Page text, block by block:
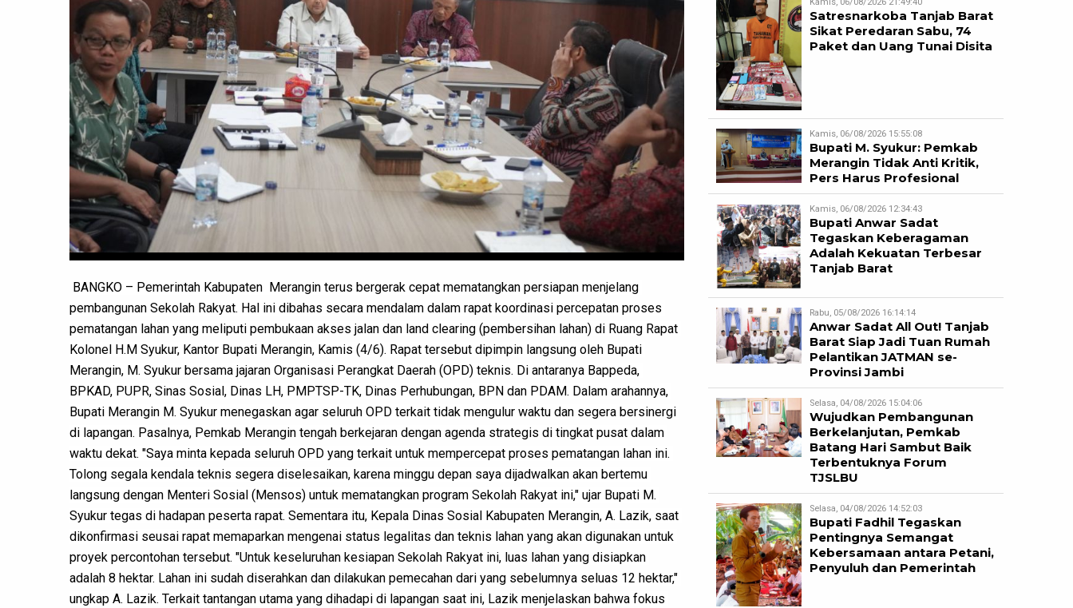
BANGKO – Pemerintah Kabupaten  Merangin terus bergerak cepat mematangkan persiapan menjelang
pembangunan Sekolah Rakyat. Hal ini dibahas secara mendalam dalam rapat koordinasi percepatan proses
pematangan lahan yang meliputi pembukaan akses jalan dan land clearing (pembersihan lahan) di Ruang Rapat
Kolonel H.M Syukur, Kantor Bupati Merangin, Kamis (4/6). Rapat tersebut dipimpin langsung oleh Bupati
Merangin, M. Syukur bersama jajaran Organisasi Perangkat Daerah (OPD) teknis. Di antaranya Bappeda,
BPKAD, PUPR, Sinas Sosial, Dinas LH, PMPTSP-TK, Dinas Perhubungan, BPN dan PDAM. Dalam arahannya,
Bupati Merangin M. Syukur menegaskan agar seluruh OPD terkait tidak mengulur waktu dan segera bersinergi
di lapangan. Pasalnya, Pemkab Merangin tengah berkejaran dengan agenda strategis di tingkat pusat dalam
waktu dekat. "Saya minta kepada seluruh OPD yang terkait untuk mempercepat proses pematangan lahan ini.
Tolong segala kendala teknis segera diselesaikan, karena minggu depan saya dijadwalkan akan bertemu
langsung dengan Menteri Sosial (Mensos) untuk mematangkan program Sekolah Rakyat ini," ujar Bupati M.
Syukur tegas di hadapan peserta rapat. Sementara itu, Kepala Dinas Sosial Kabupaten Merangin, A. Lazik, saat
dikonfirmasi seusai rapat memaparkan mengenai status legalitas dan teknis lahan yang akan digunakan untuk
proyek percontohan tersebut. "Untuk keseluruhan kesiapan Sekolah Rakyat ini, luas lahan yang disiapkan
adalah 8 hektar. Lahan ini sudah diserahkan dan dilakukan pemecahan dari yang sebelumnya seluas 12 hektar,"
ungkap A. Lazik. Terkait tantangan utama yang dihadapi di lapangan saat ini, Lazik menjelaskan bahwa fokus
Satresnarkoba Tanjab Barat
Sikat Peredaran Sabu, 74
Paket dan Uang Tunai Disita
Kamis, 06/08/2026 15:55:08
Bupati M. Syukur: Pemkab
Merangin Tidak Anti Kritik,
Pers Harus Profesional
Kamis, 06/08/2026 12:34:43
Bupati Anwar Sadat
Tegaskan Keberagaman
Adalah Kekuatan Terbesar
Tanjab Barat
Rabu, 05/08/2026 16:14:14
Anwar Sadat All Out! Tanjab
Barat Siap Jadi Tuan Rumah
Pelantikan JATMAN se-
Provinsi Jambi
Selasa, 04/08/2026 15:04:06
Wujudkan Pembangunan
Berkelanjutan, Pemkab
Batang Hari Sambut Baik
Terbentuknya Forum
TJSLBU
Selasa, 04/08/2026 14:52:03
Bupati Fadhil Tegaskan
Pentingnya Semangat
Kebersamaan antara Petani,
Penyuluh dan Pemerintah